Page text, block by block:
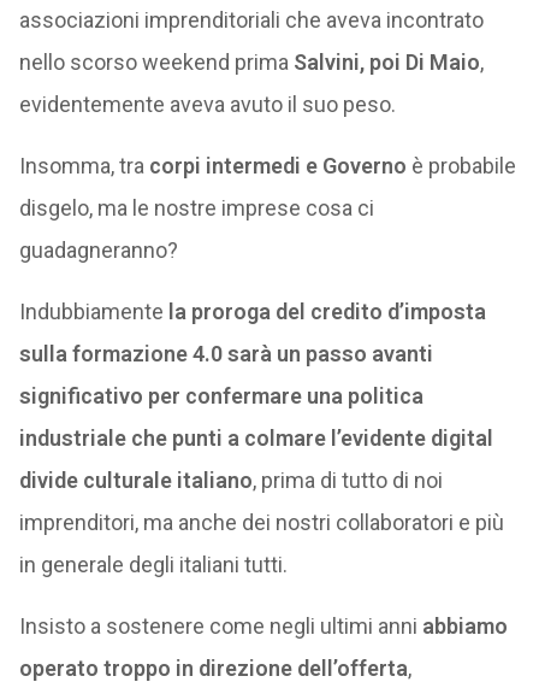
associazioni imprenditoriali che aveva incontrato
nello scorso weekend prima Salvini, poi Di Maio,
evidentemente aveva avuto il suo peso.
Insomma, tra corpi intermedi e Governo è probabile
disgelo, ma le nostre imprese cosa ci
guadagneranno?
Indubbiamente la proroga del credito d’imposta
sulla formazione 4.0 sarà un passo avanti
significativo per confermare una politica
industriale che punti a colmare l’evidente digital
divide culturale italiano, prima di tutto di noi
imprenditori, ma anche dei nostri collaboratori e più
in generale degli italiani tutti.
Insisto a sostenere come negli ultimi anni abbiamo
operato troppo in direzione dell’offerta,